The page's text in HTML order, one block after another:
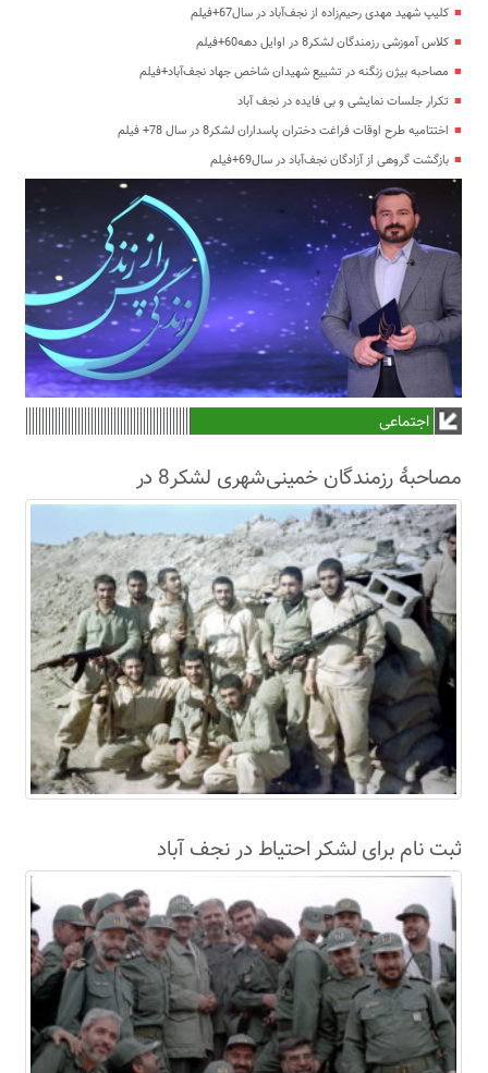
کلیپ شهید مهدی رحیم‌زاده از نجف‌آباد در سال67+فیلم
کلاس آموزشی رزمندگان لشکر8 در اوایل دهه60+فیلم
مصاحبه بیژن زنگنه در تشییع شهیدان شاخص جهاد نجف‌آباد+فیلم
تکرار جلسات نمایشی و بی فایده در نجف آباد
اختتامیه طرح اوقات فراغت دختران پاسداران لشکر8 در سال 78+ فیلم
بازگشت گروهی از آزادگان نجف‌آباد در سال69+فیلم
اجتماعی
مصاحبۀ رزمندگان خمینی‌شهری لشکر8 در
سال63+فیلم
ثبت نام برای لشکر احتیاط در نجف آباد